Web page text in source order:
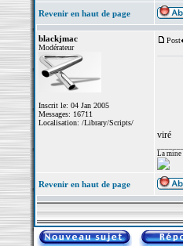
Revenir en haut de page
blackjmac
Modérateur
Inscrit le: 04 Jan 2005
Messages: 16711
Localisation: /Library/Scripts/
viré
La mine
Revenir en haut de page